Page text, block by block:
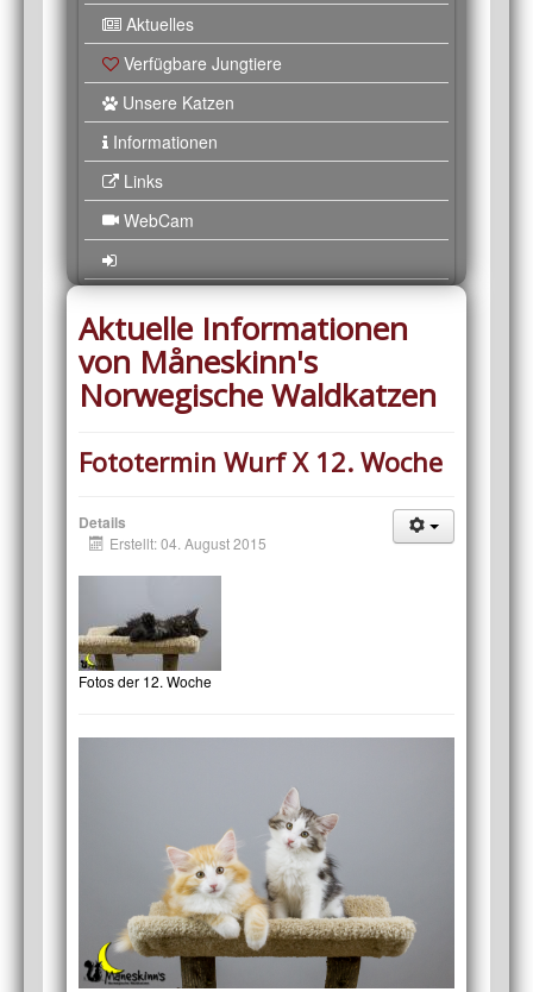
Aktuelles
Verfügbare Jungtiere
Unsere Katzen
Informationen
Links
WebCam
Aktuelle Informationen
von Måneskinn's
Norwegische Waldkatzen
Fototermin Wurf X 12. Woche
Details
Erstellt: 04. August 2015
Fotos der 12. Woche